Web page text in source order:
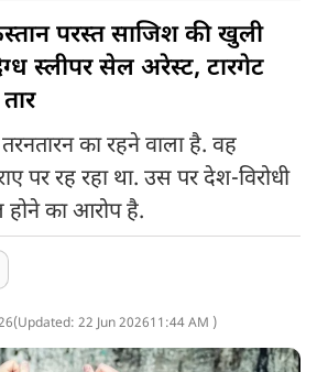
परस्त साजिश की खुली
स्लीपर सेल अरेस्ट, टारगेट
का रहने वाला है. वह
पर रह रहा था. उस पर देश-विरोधी
होने का आरोप है.
(Updated: 22 Jun 202611:44 AM )